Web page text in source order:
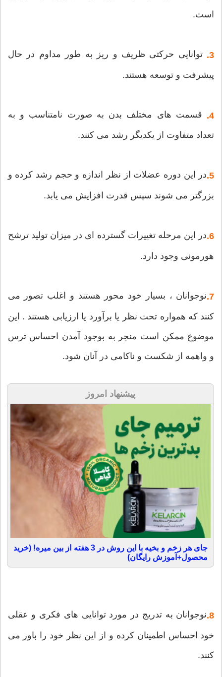
است.
3. توانایی حرکتی ظریف و ریز به طور مداوم در حال
پیشرفت و توسعه هستند.
4. قسمت های مختلف بدن به صورت نامتناسب و به
تعداد متفاوت از یکدیگر رشد می کنند.
5. در این دوره عضلات از نظر اندازه و حجم رشد کرده و
بزرگتر می شوند سپس قدرت افزایش می یابد.
6. در این مرحله تغییرات گسترده ای در میزان تولید ترشح
هورمونی وجود دارد.
7. نوجوانان ، بسیار خود محور هستند و اغلب تصور می
کنند که همواره تحت نظر یا برآورد یا ارزیابی هستند . این
موضوع ممکن است منجر به بوجود آمدن احساس ترس
و واهمه از شکست و ناکامی در آنان شود.
پیشنهاد امروز
جای هر زخم و بخیه با این روش در 3 هفته از بین میره! (خرید
محصول+آموزش رایگان)
8. نوجوانان به تدریج در مورد توانایی های فکری و عقلی
خود احساس اطمینان کرده و از این نظر خود را باور می
کنند.